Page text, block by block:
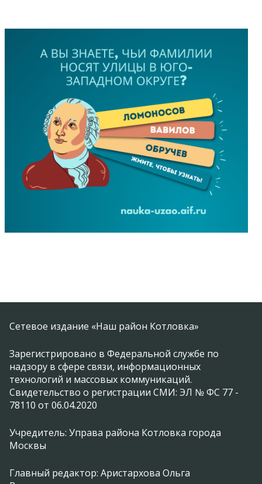
Сетевое издание «Наш район Котловка»
Зарегистрировано в Федеральной службе по
надзору в сфере связи, информационных
технологий и массовых коммуникаций.
Свидетельство о регистрации СМИ: ЭЛ № ФС 77 -
78110 от 06.04.2020
Учредитель: Управа района Котловка города
Москвы
Главный редактор: Аристархова Ольга